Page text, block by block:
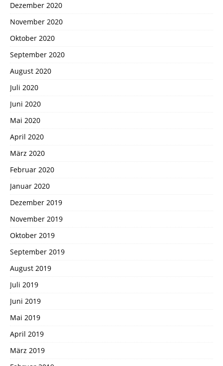
Dezember 2020
November 2020
Oktober 2020
September 2020
August 2020
Juli 2020
Juni 2020
Mai 2020
April 2020
März 2020
Februar 2020
Januar 2020
Dezember 2019
November 2019
Oktober 2019
September 2019
August 2019
Juli 2019
Juni 2019
Mai 2019
April 2019
März 2019